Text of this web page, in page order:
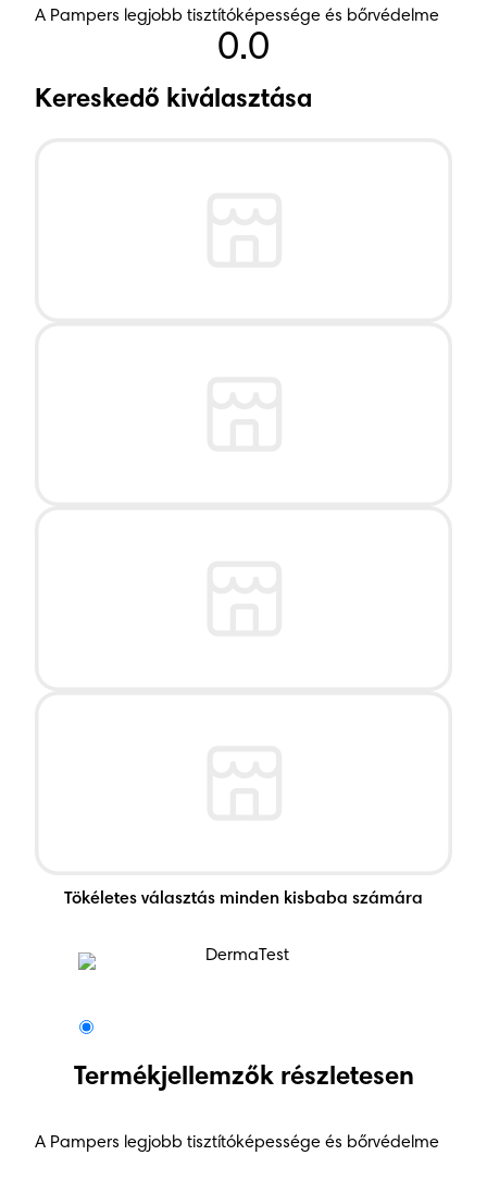
A Pampers legjobb tisztítóképessége és bőrvédelme
0.0
Kereskedő kiválasztása
Tökéletes választás minden kisbaba számára
DermaTest
Termékjellemzők részletesen
A Pampers legjobb tisztítóképessége és bőrvédelme